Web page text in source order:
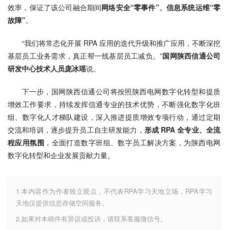
效率，保证了该公司融合期间网络安全“零事件”、信息系统运维“零
故障”。
“我们将常态化开展 RPA 应用的迭代升级和推广应用，不断深挖
基层员工业务需求，真正帮一线基层员工减负。”国网陕西信通公司
研发中心技术人员庞冰瑶说。
下一步，国网陕西信通公司将按照陕西电网数字化转型和提质
增效工作要求，持续发挥信通专业的技术优势，不断强化数字化班
组、数字化人才梯队建设，深入推进提质增效专项行动，通过定期
交流和培训，逐步提升员工自主研发能力， 形成 RPA 全专业、全流
程应用氛围 ，全面打造数字班组、数字员工解决方案，为陕西电网
数字化转型和企业发展贡献力量。
1.本内容作为作者独立观点，不代表RPA学习天地立场，RPA学习
天地仅提供信息存储空间服务。
2.如果对本稿件有异议或投诉，请联系客服微信号。